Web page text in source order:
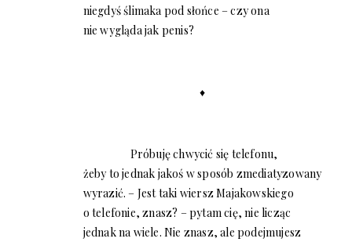
niegdyś ślimaka pod słońce – czy ona
nie wygląda jak penis?
♦
Próbuję chwycić się telefonu,
żeby to jednak jakoś w sposób zmediatyzowany
wyrazić. – Jest taki wiersz Majakowskiego
o telefonie, znasz? – pytam cię, nie licząc
jednak na wiele. Nie znasz, ale podejmujesz